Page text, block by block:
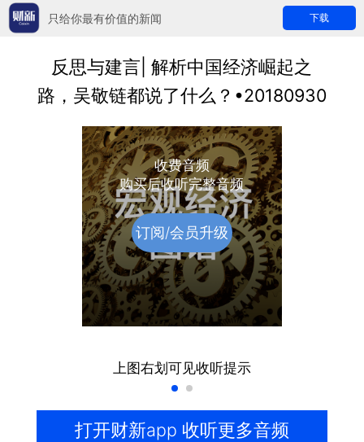
只给你最有价值的新闻 下载
反思与建言| 解析中国经济崛起之
路，吴敬链都说了什么？•20180930
收费音频
购买后收听完整音频
订阅/会员升级
上图右划可见收听提示
打开财新app 收听更多音频